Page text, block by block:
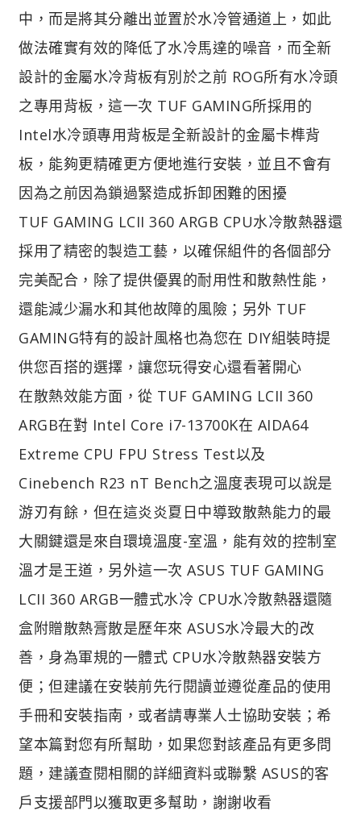
中，而是將其分離出並置於水冷管通道上，如此
做法確實有效的降低了水冷馬達的噪音，而全新
設計的金屬水冷背板有別於之前 ROG所有水冷頭
之專用背板，這一次 TUF GAMING所採用的
Intel水冷頭專用背板是全新設計的金屬卡榫背
板，能夠更精確更方便地進行安裝，並且不會有
因為之前因為鎖過緊造成拆卸困難的困擾
TUF GAMING LCII 360 ARGB CPU水冷散熱器還
採用了精密的製造工藝，以確保組件的各個部分
完美配合，除了提供優異的耐用性和散熱性能，
還能減少漏水和其他故障的風險；另外 TUF
GAMING特有的設計風格也為您在 DIY組裝時提
供您百搭的選擇，讓您玩得安心還看著開心
在散熱效能方面，從 TUF GAMING LCII 360
ARGB在對 Intel Core i7-13700K在 AIDA64
Extreme CPU FPU Stress Test以及
Cinebench R23 nT Bench之溫度表現可以說是
游刃有餘，但在這炎炎夏日中導致散熱能力的最
大關鍵還是來自環境溫度-室溫，能有效的控制室
溫才是王道，另外這一次 ASUS TUF GAMING
LCII 360 ARGB一體式水冷 CPU水冷散熱器還隨
盒附贈散熱膏散是歷年來 ASUS水冷最大的改
善，身為軍規的一體式 CPU水冷散熱器安裝方
便；但建議在安裝前先行閱讀並遵從產品的使用
手冊和安裝指南，或者請專業人士協助安裝；希
望本篇對您有所幫助，如果您對該產品有更多問
題，建議查閱相關的詳細資料或聯繫 ASUS的客
戶支援部門以獲取更多幫助，謝謝收看